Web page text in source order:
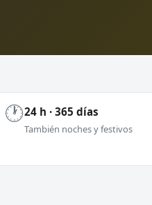
🕐24 h · 365 días
También noches y festivos